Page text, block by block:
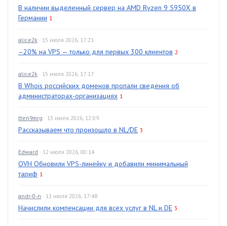
В наличии выделенный сервер на AMD Ryzen 9 5950X в
Германии 1
alice2k · 15 июля 2026, 17:21
–20% на VPS — только для первых 300 клиентов 2
alice2k · 15 июля 2026, 17:17
В Whois российских доменов пропали сведения об
администраторах-организациях 1
tten9mrg · 13 июля 2026, 12:09
Рассказываем что произошло в NL/DE 3
Edward · 12 июля 2026, 00:14
OVH Обновили VPS-линейку и добавили минимальный
тариф 1
andr-0-n · 11 июля 2026, 17:48
Начислили компенсации для всех услуг в NL и DE 3